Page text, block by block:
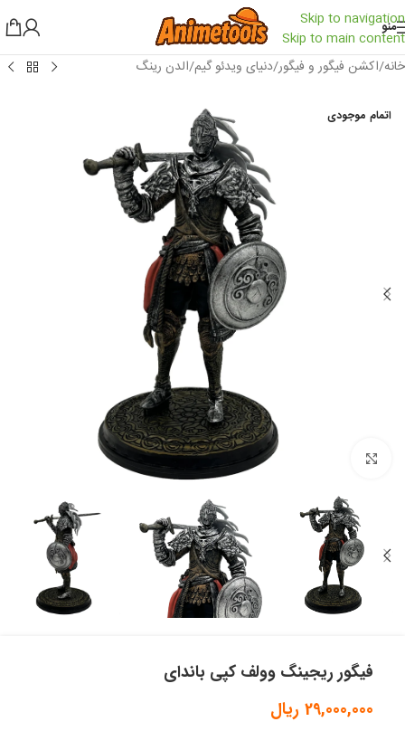
Skip to navigation
Skip to main content
منو
خانه/اکشن فیگور و فیگور/دنیای ویدئو گیم/الدن رینگ
اتمام موجودی
بزرگنمایی تصویر
فیگور ریجینگ وولف کپی باندای
29,000,000 ریال